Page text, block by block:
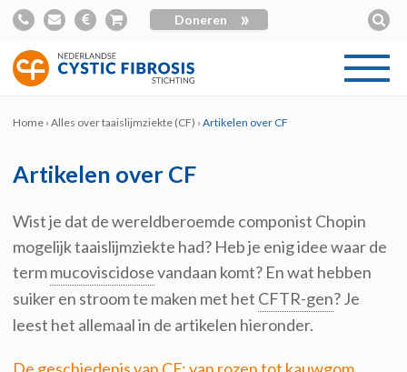
Doneren »
Home ›Alles over taaislijmziekte (CF) ›Artikelen over CF
Artikelen over CF
Wist je dat de wereldberoemde componist Chopin
mogelijk taaislijmziekte had? Heb je enig idee waar de
termmucoviscidosevandaan komt? En wat hebben
suiker en stroom te maken met het CFTR-gen? Je
leest het allemaal in de artikelen hieronder.